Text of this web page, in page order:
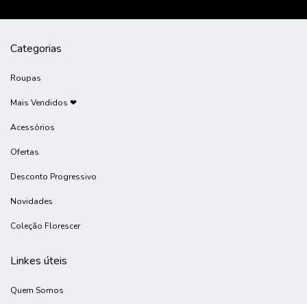
Categorias
Roupas
Mais Vendidos ❤
Acessórios
Ofertas
Desconto Progressivo
Novidades
Coleção Florescer
Linkes úteis
Quem Somos